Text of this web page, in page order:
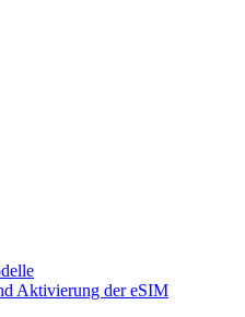
Aktivierung der eSIM